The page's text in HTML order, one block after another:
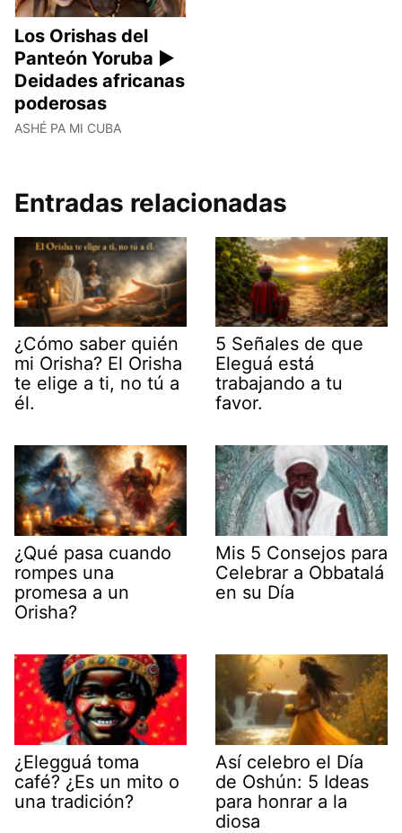
Los Orishas del
Panteón Yoruba ►
Deidades africanas
poderosas
ASHÉ PA MI CUBA
Entradas relacionadas
¿Cómo saber quién
mi Orisha? El Orisha
te elige a ti, no tú a
él.
5 Señales de que
Eleguá está
trabajando a tu
favor.
¿Qué pasa cuando
rompes una
promesa a un
Orisha?
Mis 5 Consejos para
Celebrar a Obbatalá
en su Día
¿Elegguá toma
café? ¿Es un mito o
una tradición?
Así celebro el Día
de Oshún: 5 Ideas
para honrar a la
diosa